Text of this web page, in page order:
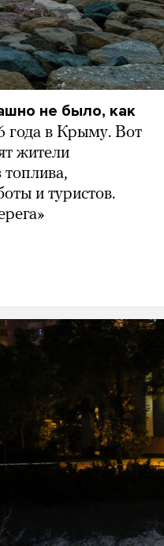
не было, как
года в Крыму. Вот
жители
топлива,
и туристов.